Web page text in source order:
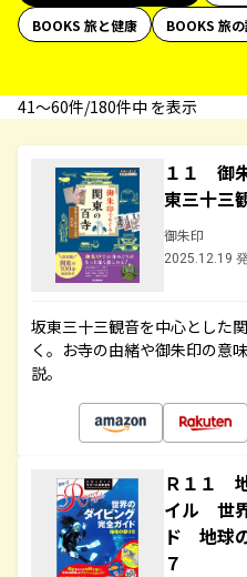
BOOKS 旅と健康
BOOKS 旅
41〜60件/180件中 を表示
１１ 御
東三十三
御朱印
2025.12.19
坂東三十三観音を中心とした
く。お寺の由緒や御朱印の意
説。
Ｒ１１
イル 世
ド 地球
７